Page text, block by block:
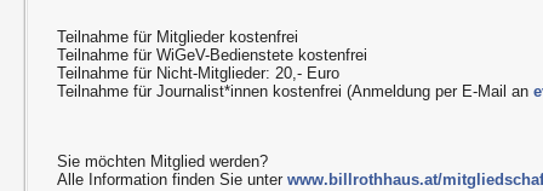
Teilnahme für Mitglieder kostenfrei
Teilnahme für WiGeV-Bedienstete kostenfrei
Teilnahme für Nicht-Mitglieder: 20,- Euro
Teilnahme für Journalist*innen kostenfrei (Anmeldung per E-Mail an
Sie möchten Mitglied werden?
Alle Information finden Sie unterwww.billrothhaus.at/